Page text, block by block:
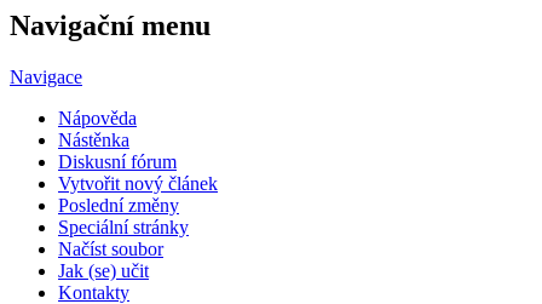
Navigační menu
Navigace
Nápověda
Nástěnka
Diskusní fórum
Vytvořit nový článek
Poslední změny
Speciální stránky
Načíst soubor
Jak (se) učit
Kontakty